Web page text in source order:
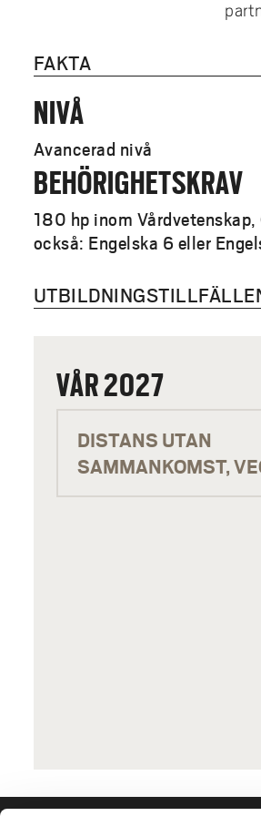
FAKTA
NIVÅ
Avancerad nivå
BEHÖRIGHETSKRAV
180 hp inom
också: Engelska 6 eller
VÅR 2027
R
DISTANS UTAN
SAMMANKOMST,